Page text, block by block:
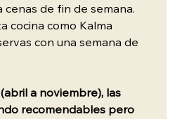
de fin de semana.
cocina como Kalma
con una semana de
a noviembre), las
recomendables pero